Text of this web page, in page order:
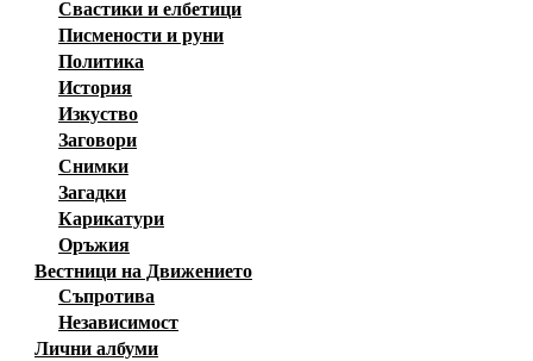
Свастики и елбетици
Писмености и руни
Политика
История
Изкуство
Заговори
Снимки
Загадки
Карикатури
Оръжия
Вестници на Движението
Съпротива
Независимост
Лични албуми